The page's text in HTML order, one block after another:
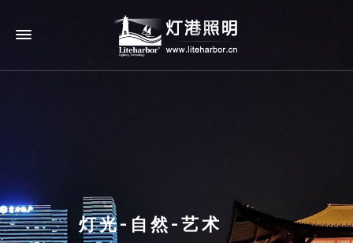
灯光-自然-艺术